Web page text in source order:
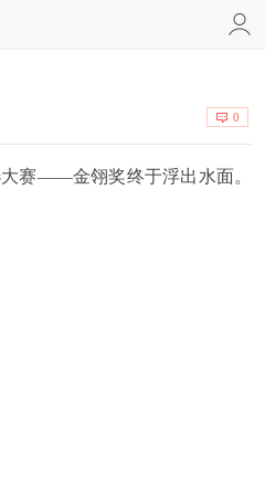
0
赛——金翎奖终于浮出水面。